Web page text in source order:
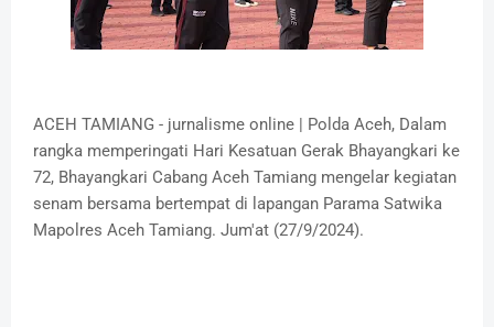
ACEH TAMIANG - jurnalisme online | Polda Aceh, Dalam
rangka memperingati Hari Kesatuan Gerak Bhayangkari ke
72, Bhayangkari Cabang Aceh Tamiang mengelar kegiatan
senam bersama bertempat di lapangan Parama Satwika
Mapolres Aceh Tamiang. Jum'at (27/9/2024).